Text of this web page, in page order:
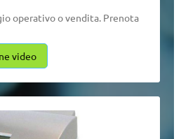
operativo o vendita. Prenota
video